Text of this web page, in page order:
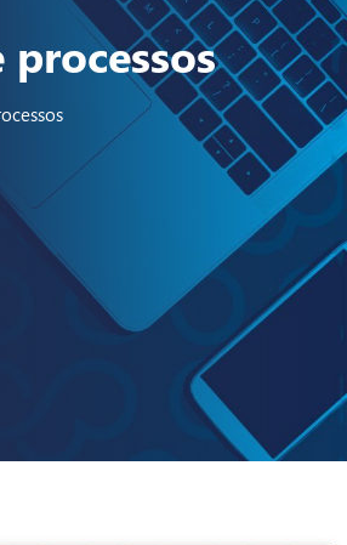
processos